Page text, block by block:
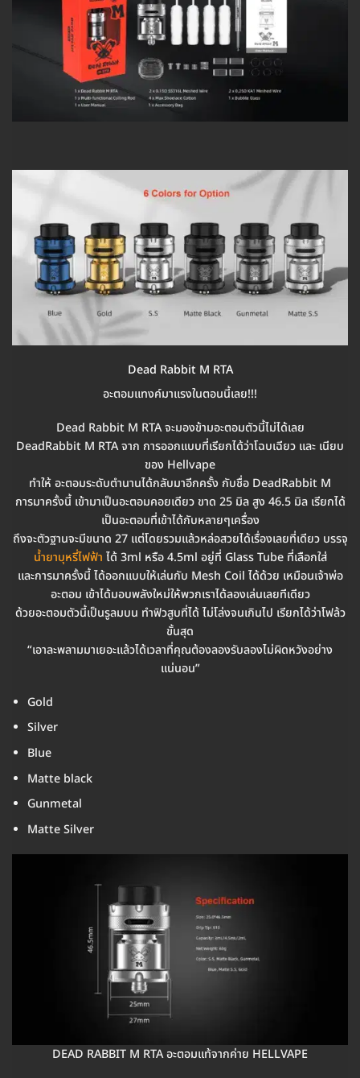
Dead Rabbit M RTA
อะตอมแทงค์มาแรงในตอนนี้เลย!!!
Dead Rabbit M RTA จะมองข้ามอะตอมตัวนี้ไม่ได้เลย
DeadRabbit M RTA จาก การออกแบบที่เรียกได้ว่าโฉบเฉียว และ เนียบ
ของ Hellvape
ทำให้ อะตอมระดับตำนานได้กลับมาอีกครั้ง กับชื่อ DeadRabbit M
การมาครั้งนี้ เข้ามาเป็นอะตอมคอยเดียว ขาด 25 มิล สูง 46.5 มิล เรียกได้
เป็นอะตอมที่เข้าได้กับหลายๆเครื่อง
ถึงจะตัวฐานจะมีขนาด 27 แต่โดยรวมแล้วหล่อสวยได้เรื่องเลยที่เดียว บรรจุ
น้ำยาบุหรี่ไฟฟ้า ได้ 3ml หรือ 4.5ml อยู่ที่ Glass Tube ที่เลือกใส่
และการมาครั้งนี้ ได้ออกแบบให้เล่นกับ Mesh Coil ได้ด้วย เหมือนเจ้าพ่อ
อะตอม เข้าได้มอบพลังใหม่ให้พวกเราได้ลองเล่นเลยทีเดียว
ด้วยอะตอมตัวนี้เป็นรูลมบน ทำฟิวสูบที่ได้ ไม่โล่งจนเกินไป เรียกได้ว่าโฟล้ว
ขั้นสุด
“เอาละพลามมาเยอะแล้วได้เวลาที่คุณต้องลองรับลองไม่ผิดหวังอย่าง
แน่นอน”
Gold
Silver
Blue
Matte black
Gunmetal
Matte Silver
DEAD RABBIT M RTA อะตอมแท้จากค่าย HELLVAPE